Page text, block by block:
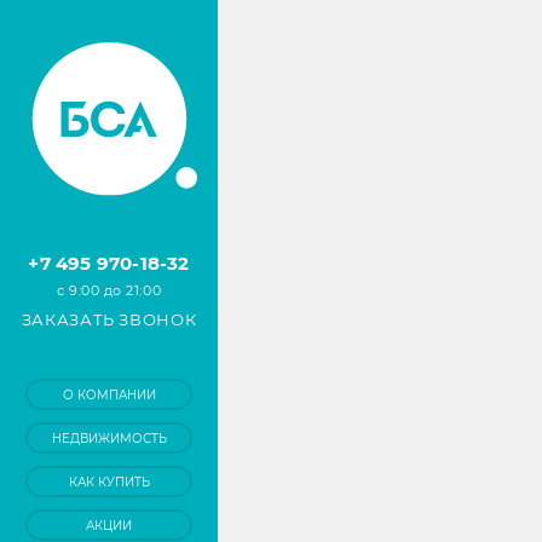
+7 495 970-18-32
с 9:00 до 21:00
ЗАКАЗАТЬ ЗВОНОК
О КОМПАНИИ
НЕДВИЖИМОСТЬ
КАК КУПИТЬ
АКЦИИ